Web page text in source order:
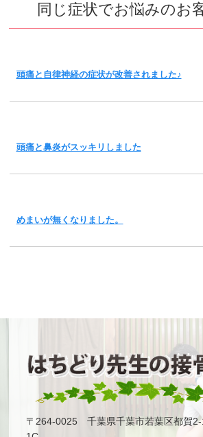
同じ症状でお悩みのお
頭痛と自律神経の症状が改善されました♪
頭痛と鼻炎がスッキリしました
めまいが無くなりました。
〒264-0025 千葉県千葉市若葉区都賀2-